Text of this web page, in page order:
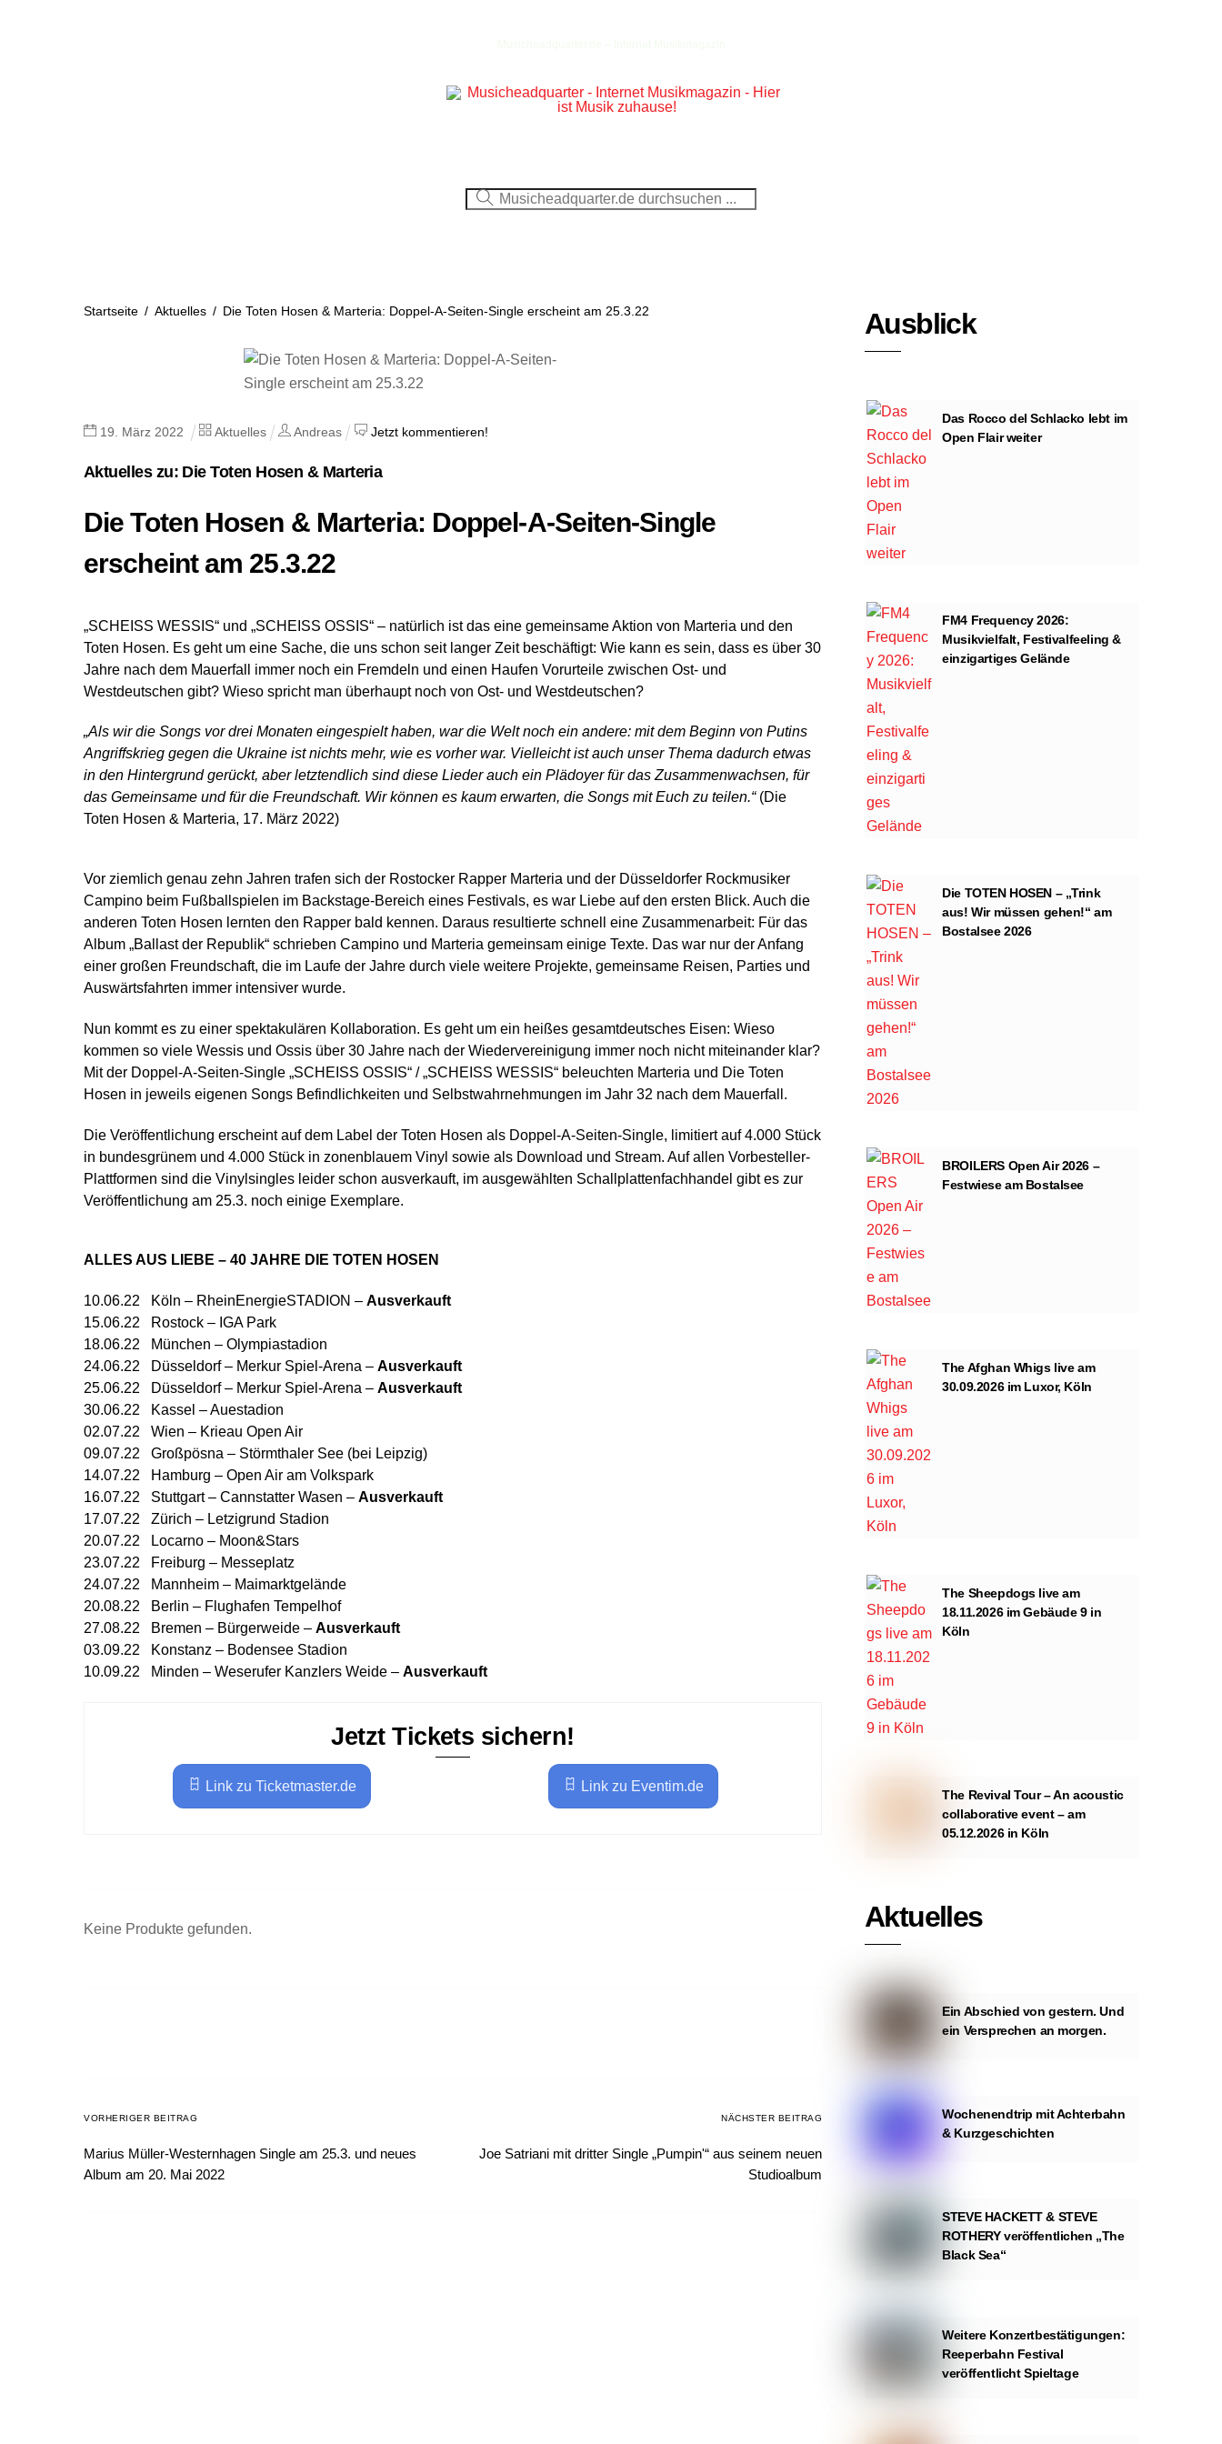
Startseite / Aktuelles / Die Toten Hosen & Marteria: Doppel-A-Seiten-Single erscheint am 25.3.22
19 März 2022 Aktuelles Andreas Jetzt kommentieren!
Aktuelles zu: Die Toten Hosen & Marteria
Die Toten Hosen & Marteria: Doppel-A-Seiten-Single
erscheint am 25.3.22
„SCHEISS WESSIS“ und „SCHEISS OSSIS“ – natürlich ist das eine gemeinsame Aktion von Marteria und den
Toten Hosen. Es geht um eine Sache, die uns schon seit langer Zeit beschäftigt: Wie kann es sein, dass es über 30
Jahre nach dem Mauerfall immer noch ein Fremdeln und einen Haufen Vorurteile zwischen Ost- und
Westdeutschen gibt? Wieso spricht man überhaupt noch von Ost- und Westdeutschen?
„Als wir die Songs vor drei Monaten eingespielt haben, war die Welt noch ein andere: mit dem Beginn von Putins
Angriffskrieg gegen die Ukraine ist nichts mehr, wie es vorher war. Vielleicht ist auch unser Thema dadurch etwas
in den Hintergrund gerückt, aber letztendlich sind diese Lieder auch ein Plädoyer für das Zusammenwachsen, für
das Gemeinsame und für die Freundschaft. Wir können es kaum erwarten, die Songs mit Euch zu teilen.“(Die
Toten Hosen & Marteria, 17. März 2022)
Vor ziemlich genau zehn Jahren trafen sich der Rostocker Rapper Marteria und der Düsseldorfer Rockmusiker
Campino beim Fußballspielen im Backstage-Bereich eines Festivals, es war Liebe auf den ersten Blick. Auch die
anderen Toten Hosen lernten den Rapper bald kennen. Daraus resultierte schnell eine Zusammenarbeit: Für das
Album „Ballast der Republik“ schrieben Campino und Marteria gemeinsam einige Texte. Das war nur der Anfang
einer großen Freundschaft, die im Laufe der Jahre durch viele weitere Projekte, gemeinsame Reisen, Parties und
Auswärtsfahrten immer intensiver wurde.
Nun kommt es zu einer spektakulären Kollaboration. Es geht um ein heißes gesamtdeutsches Eisen: Wieso
kommen so viele Wessis und Ossis über 30 Jahre nach der Wiedervereinigung immer noch nicht miteinander klar?
Mit der Doppel-A-Seiten-Single „SCHEISS OSSIS“ / „SCHEISS WESSIS“ beleuchten Marteria und Die Toten
Hosen in jeweils eigenen Songs Befindlichkeiten und Selbstwahrnehmungen im Jahr 32 nach dem Mauerfall.
Die Veröffentlichung erscheint auf dem Label der Toten Hosen als Doppel-A-Seiten-Single, limitiert auf 4.000 Stück
in bundesgrünem und 4.000 Stück in zonenblauem Vinyl sowie als Download und Stream. Auf allen Vorbesteller-
Plattformen sind die Vinylsingles leider schon ausverkauft, im ausgewählten Schallplattenfachhandel gibt es zur
Veröffentlichung am 25.3. noch einige Exemplare.
ALLES AUS LIEBE – 40 JAHRE DIE TOTEN HOSEN
10.06.22 Köln – RheinEnergieSTADION – Ausverkauft
15.06.22 Rostock – IGA Park
18.06.22 München – Olympiastadion
24.06.22 Düsseldorf – Merkur Spiel-Arena – Ausverkauft
25.06.22 Düsseldorf – Merkur Spiel-Arena – Ausverkauft
30.06.22 Kassel – Auestadion
02.07.22 Wien – Krieau Open Air
09.07.22 Großpösna – Störmthaler See (bei Leipzig)
14.07.22 Hamburg – Open Air am Volkspark
16.07.22 Stuttgart – Cannstatter Wasen – Ausverkauft
17.07.22 Zürich – Letzigrund Stadion
20.07.22 Locarno – Moon&Stars
23.07.22 Freiburg – Messeplatz
24.07.22 Mannheim – Maimarktgelände
20.08.22 Berlin – Flughafen Tempelhof
27.08.22 Bremen – Bürgerweide – Ausverkauft
03.09.22 Konstanz – Bodensee Stadion
10.09.22 Minden – Weserufer Kanzlers Weide – Ausverkauft
Jetzt Tickets sichern!
Link zu Ticketmaster.de Link zu Eventim.de
Keine Produkte gefunden.
VORHERIGER BEITRAG
Marius Müller-Westernhagen Single am 25.3. und neues
Album am 20. Mai 2022
NÄCHSTER BEITRAG
Joe Satriani mit dritter Single „Pumpin'“ aus seinem neuen
Studioalbum
Ausblick
Das Rocco del Schlacko lebt im
Open Flair weiter
FM4 Frequency 2026:
Musikvielfalt, Festivalfeeling &
einzigartiges Gelände
Die TOTEN HOSEN – „Trink
aus! Wir müssen gehen!“ am
Bostalsee 2026
BROILERS Open Air 2026 –
Festwiese am Bostalsee
The Afghan Whigs live am
30.09.2026 im Luxor, Köln
The Sheepdogs live am
18.11.2026 im Gebäude 9 in
Köln
The Revival Tour – An acoustic
collaborative event – am
05.12.2026 in Köln
Aktuelles
Ein Abschied von gestern. Und
ein Versprechen an morgen.
Wochenendtrip mit Achterbahn
& Kurzgeschichten
STEVE HACKETT & STEVE
ROTHERY veröffentlichen „The
Black Sea“
Weitere Konzertbestätigungen:
Reeperbahn Festival
veröffentlicht Spieltage